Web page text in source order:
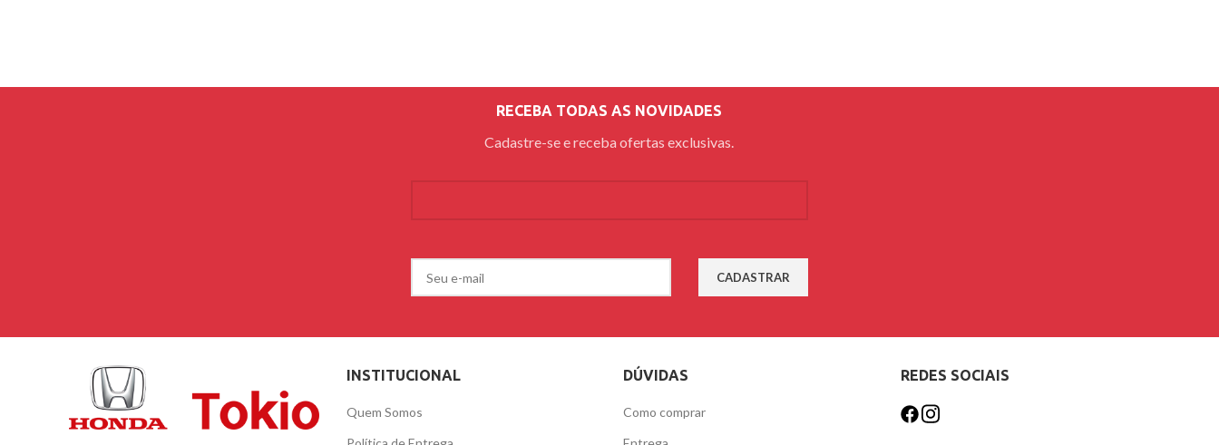
RECEBA TODAS AS NOVIDADES
Cadastre-se e receba ofertas exclusivas.
INSTITUCIONAL
Quem Somos
DÚVIDAS
Como comprar
REDES SOCIAIS